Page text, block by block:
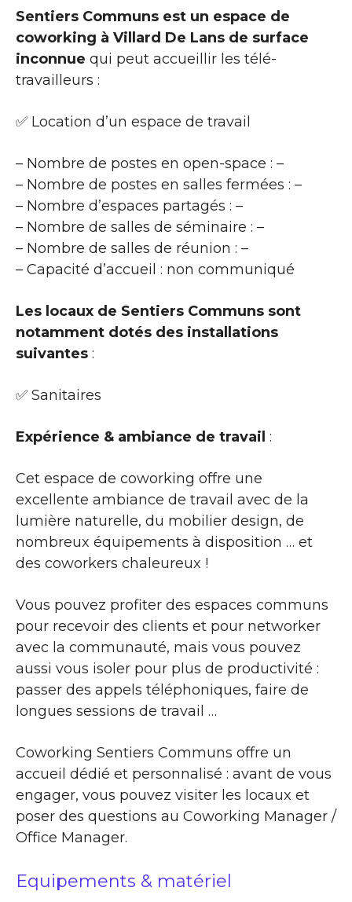
Sentiers Communs est un espace de
coworking à Villard De Lans de surface
inconnue qui peut accueillir les télé-
travailleurs :
✅ Location d’un espace de travail
– Nombre de postes en open-space : –
– Nombre de postes en salles fermées : –
– Nombre d’espaces partagés : –
– Nombre de salles de séminaire : –
– Nombre de salles de réunion : –
– Capacité d’accueil : non communiqué
Les locaux de Sentiers Communs sont
notamment dotés des installations
suivantes :
✅ Sanitaires
Expérience & ambiance de travail :
Cet espace de coworking offre une
excellente ambiance de travail avec de la
lumière naturelle, du mobilier design, de
nombreux équipements à disposition … et
des coworkers chaleureux !
Vous pouvez profiter des espaces communs
pour recevoir des clients et pour networker
avec la communauté, mais vous pouvez
aussi vous isoler pour plus de productivité :
passer des appels téléphoniques, faire de
longues sessions de travail …
Coworking Sentiers Communs offre un
accueil dédié et personnalisé : avant de vous
engager, vous pouvez visiter les locaux et
poser des questions au Coworking Manager /
Office Manager.
Equipements & matériel